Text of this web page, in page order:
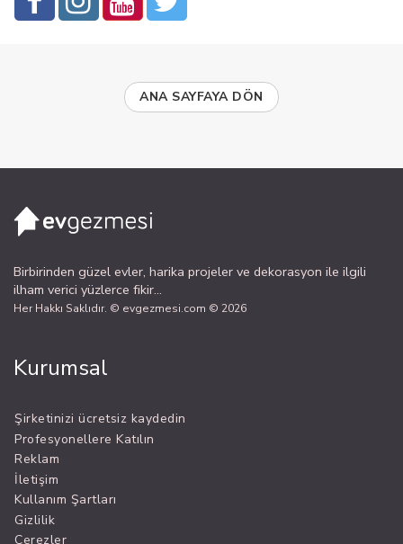
ANA SAYFAYA DÖN
Birbirinden güzel evler, harika projeler ve dekorasyon ile ilgili
ilham verici yüzlerce fikir...
Her Hakkı Saklıdır. © evgezmesi.com © 2026
Kurumsal
Şirketinizi ücretsiz kaydedin
Profesyonellere Katılın
Reklam
İletişim
Kullanım Şartları
Gizlilik
Çerezler